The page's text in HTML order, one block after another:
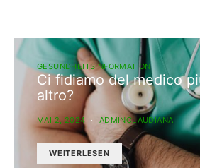
GESUNDHEITSINFORMATION
Ci fidiamo del medico
altro?
MAI 2, 2024 ADMINCLAUDIANA
WEITERLESEN